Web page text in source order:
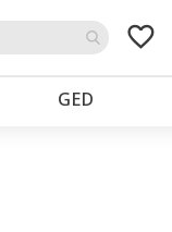
favorite_border
GED